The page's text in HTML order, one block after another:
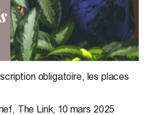
obligatoire, les places
The Link, 10 mars 2025